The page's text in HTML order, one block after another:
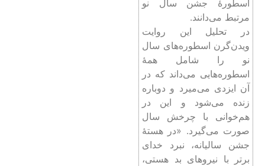
اسطورۀ جشن سال نو
مرتبط می‌دانند.
در تحلیل این روایت
ویدن‌گرن اسطوره‌های سال
نو را شامل همۀ
اسطوره‌هایی می‌داند که در
آن ایزدی می‌میرد و دوباره
زنده می‌شود و این در
هم‌خوانی با چرخش سال
صورت می‌گیرد. «در هستۀ
جشن سالیانه، نبرد خدای
برتر با نیروهای بد هستی،